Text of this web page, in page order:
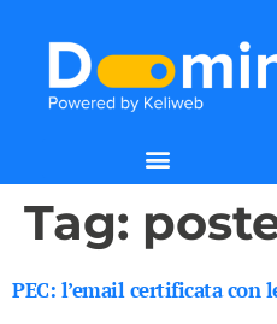
Tag:
PEC: l’email certificata con